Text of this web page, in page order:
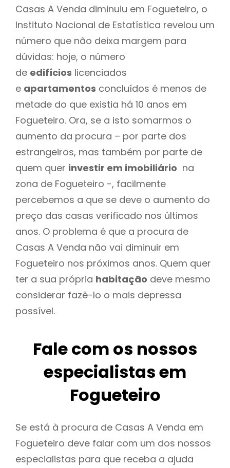
Casas A Venda diminuiu em Fogueteiro, o
Instituto Nacional de Estatística revelou um
número que não deixa margem para
dúvidas: hoje, o número
de edifícios licenciados
e apartamentos concluídos é menos de
metade do que existia há 10 anos em
Fogueteiro. Ora, se a isto somarmos o
aumento da procura – por parte dos
estrangeiros, mas também por parte de
quem quer investir em imobiliário na
zona de Fogueteiro -, facilmente
percebemos a que se deve o aumento do
preço das casas verificado nos últimos
anos. O problema é que a procura de
Casas A Venda não vai diminuir em
Fogueteiro nos próximos anos. Quem quer
ter a sua própria habitação deve mesmo
considerar fazê-lo o mais depressa
possível.
Fale com os nossos
especialistas em
Fogueteiro
Se está à procura de Casas A Venda em
Fogueteiro deve falar com um dos nossos
especialistas para que receba a ajuda